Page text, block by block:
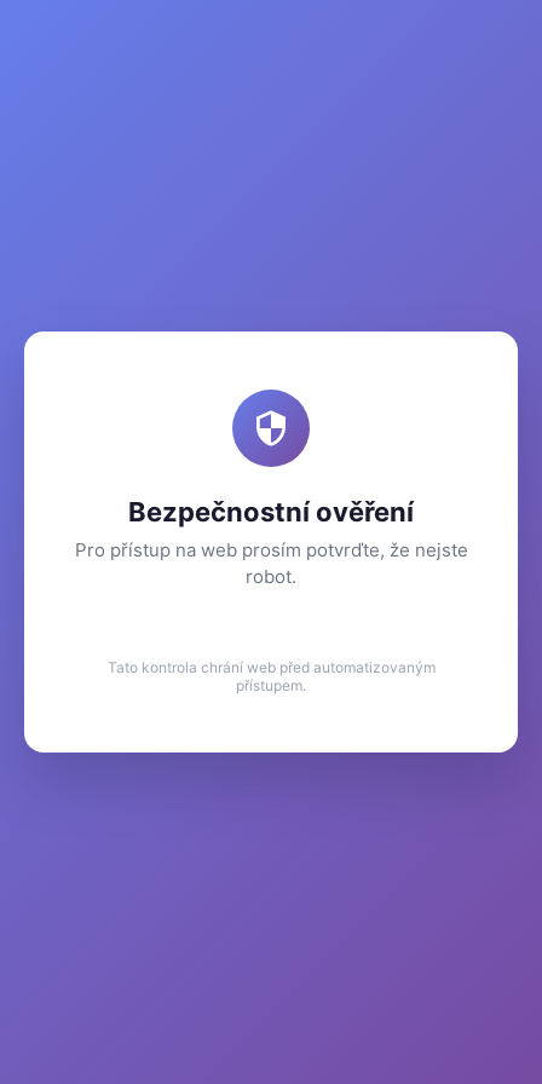
Bezpečnostní ověření
Pro přístup na web prosím potvrďte, že nejste
robot.
Tato kontrola chrání web před automatizovaným
přístupem.